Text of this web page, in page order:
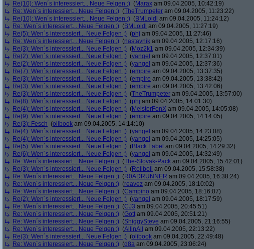
Re(10): Wen´s interessiert... Neue Felgen ;) (Marax am 09.04.2005, 10:42:19)
Re: Wen´s interessiert... Neue Felgen ;) (TheTrumpeter am 09.04.2005, 11:23:22)
Re(10): Wen´s interessiert... Neue Felgen ;) (BMLoidl am 09.04.2005, 11:24:12)
Re: Wen´s interessiert... Neue Felgen ;) (BMLoidl am 09.04.2005, 11:27:19)
Re(5): Wen´s interessiert... Neue Felgen ;) (phj am 09.04.2005, 11:27:46)
Re: Wen´s interessiert... Neue Felgen ;) (nastavnik am 09.04.2005, 12:17:16)
Re(3): Wen´s interessiert... Neue Felgen ;) (Moz2k1 am 09.04.2005, 12:34:39)
Re(2): Wen´s interessiert... Neue Felgen ;) (yangel am 09.04.2005, 12:37:01)
Re(2): Wen´s interessiert... Neue Felgen ;) (yangel am 09.04.2005, 12:37:36)
Re(7): Wen´s interessiert... Neue Felgen ;) (empire am 09.04.2005, 13:37:35)
Re(3): Wen´s interessiert... Neue Felgen ;) (empire am 09.04.2005, 13:38:42)
Re(3): Wen´s interessiert... Neue Felgen ;) (empire am 09.04.2005, 13:42:06)
Re(3): Wen´s interessiert... Neue Felgen ;) (TheTrumpeter am 09.04.2005, 13:57:00)
Re(8): Wen´s interessiert... Neue Felgen ;) (phj am 09.04.2005, 14:01:30)
Re(4): Wen´s interessiert... Neue Felgen ;) (MeisterFonX am 09.04.2005, 14:05:08)
Re(9): Wen´s interessiert... Neue Felgen ;) (empire am 09.04.2005, 14:14:05)
Re(3): Fesch (olibook am 09.04.2005, 14:14:10)
Re(4): Wen´s interessiert... Neue Felgen ;) (yangel am 09.04.2005, 14:23:08)
Re(4): Wen´s interessiert... Neue Felgen ;) (yangel am 09.04.2005, 14:25:05)
Re(5): Wen´s interessiert... Neue Felgen ;) (Black Label am 09.04.2005, 14:29:32)
Re(6): Wen´s interessiert... Neue Felgen ;) (yangel am 09.04.2005, 14:32:49)
Re: Wen´s interessiert... Neue Felgen ;) (The-Slovak-Pack am 09.04.2005, 15:42:01)
Re(3): Wen´s interessiert... Neue Felgen ;) (Roliboli am 09.04.2005, 15:58:38)
Re: Wen´s interessiert... Neue Felgen ;) (R0ADRUNNER am 09.04.2005, 16:38:24)
Re: Wen´s interessiert... Neue Felgen ;) (reavez am 09.04.2005, 18:10:02)
Re: Wen´s interessiert... Neue Felgen ;) (Campino am 09.04.2005, 18:16:07)
Re(2): Wen´s interessiert... Neue Felgen ;) (yangel am 09.04.2005, 18:17:59)
Re: Wen´s interessiert... Neue Felgen ;) (CJ3 am 09.04.2005, 20:45:51)
Re: Wen´s interessiert... Neue Felgen ;) (Gott am 09.04.2005, 20:51:21)
Re: Wen´s interessiert... Neue Felgen ;) (ShiggySteve am 09.04.2005, 21:16:55)
Re: Wen´s interessiert... Neue Felgen ;) (AllinAll
am 09.04.2005, 22:13:22)
Re(3): Wen´s interessiert... Neue Felgen ;) (olibook am 09.04.2005, 22:49:48)
Re: Wen´s interessiert... Neue Felgen ;) (d8a am 09.04.2005, 23:06:24)